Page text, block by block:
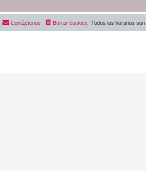
Todos los horarios son
Borrar cookies
Contáctenos